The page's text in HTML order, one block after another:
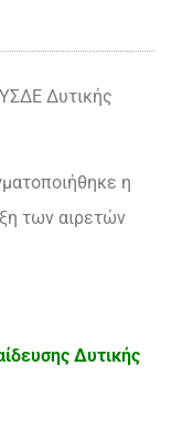
Δυτικής
η
των αιρετών
Δυτικής